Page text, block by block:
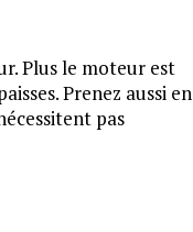
Plus le moteur est
Prenez aussi en
pas